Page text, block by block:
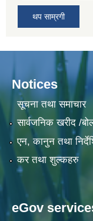
थप साम्रगी
Notices
सूचना तथा समाचार
सार्वजनिक खरीद /
एन, कानुन तथा
कर तथा शुल्कहरु
eGov